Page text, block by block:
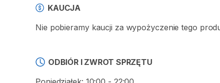
KAUCJA
Nie pobieramy kaucji za wypożyczenie tego
ODBIÓR I ZWROT SPRZĘTU